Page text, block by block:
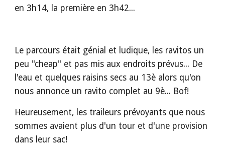
en 3h14, la première en 3h42...
Le parcours était génial et ludique, les ravitos un
peu "cheap" et pas mis aux endroits prévus... De
l'eau et quelques raisins secs au 13è alors qu'on
nous annonce un ravito complet au 9è... Bof!
Heureusement, les traileurs prévoyants que nous
sommes avaient plus d'un tour et d'une provision
dans leur sac!